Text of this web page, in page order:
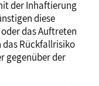
der Inhaftierung
diese
das Auftreten
das Rückfallrisiko
gegenüber der